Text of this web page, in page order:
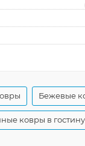
Бежевые
ковры в